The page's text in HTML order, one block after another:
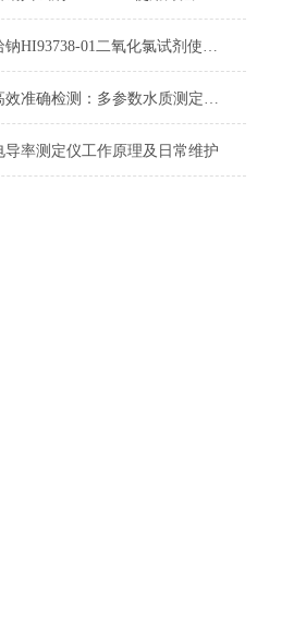
哈钠HI93738-01二氧化氯试剂使用参考
高效准确检测：多参数水质测定仪在水质检测中的应用
导率测定仪工作原理及日常维护